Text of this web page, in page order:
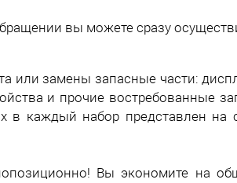
вы можете сразу
замены запасные части:
и прочие востребованные
в каждый набор представлен
Вы экономите на